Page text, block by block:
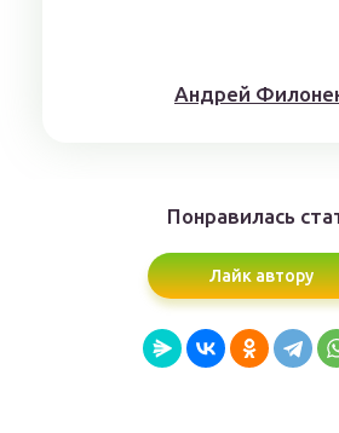
Aндрeй
Понравилась
Лайк автору